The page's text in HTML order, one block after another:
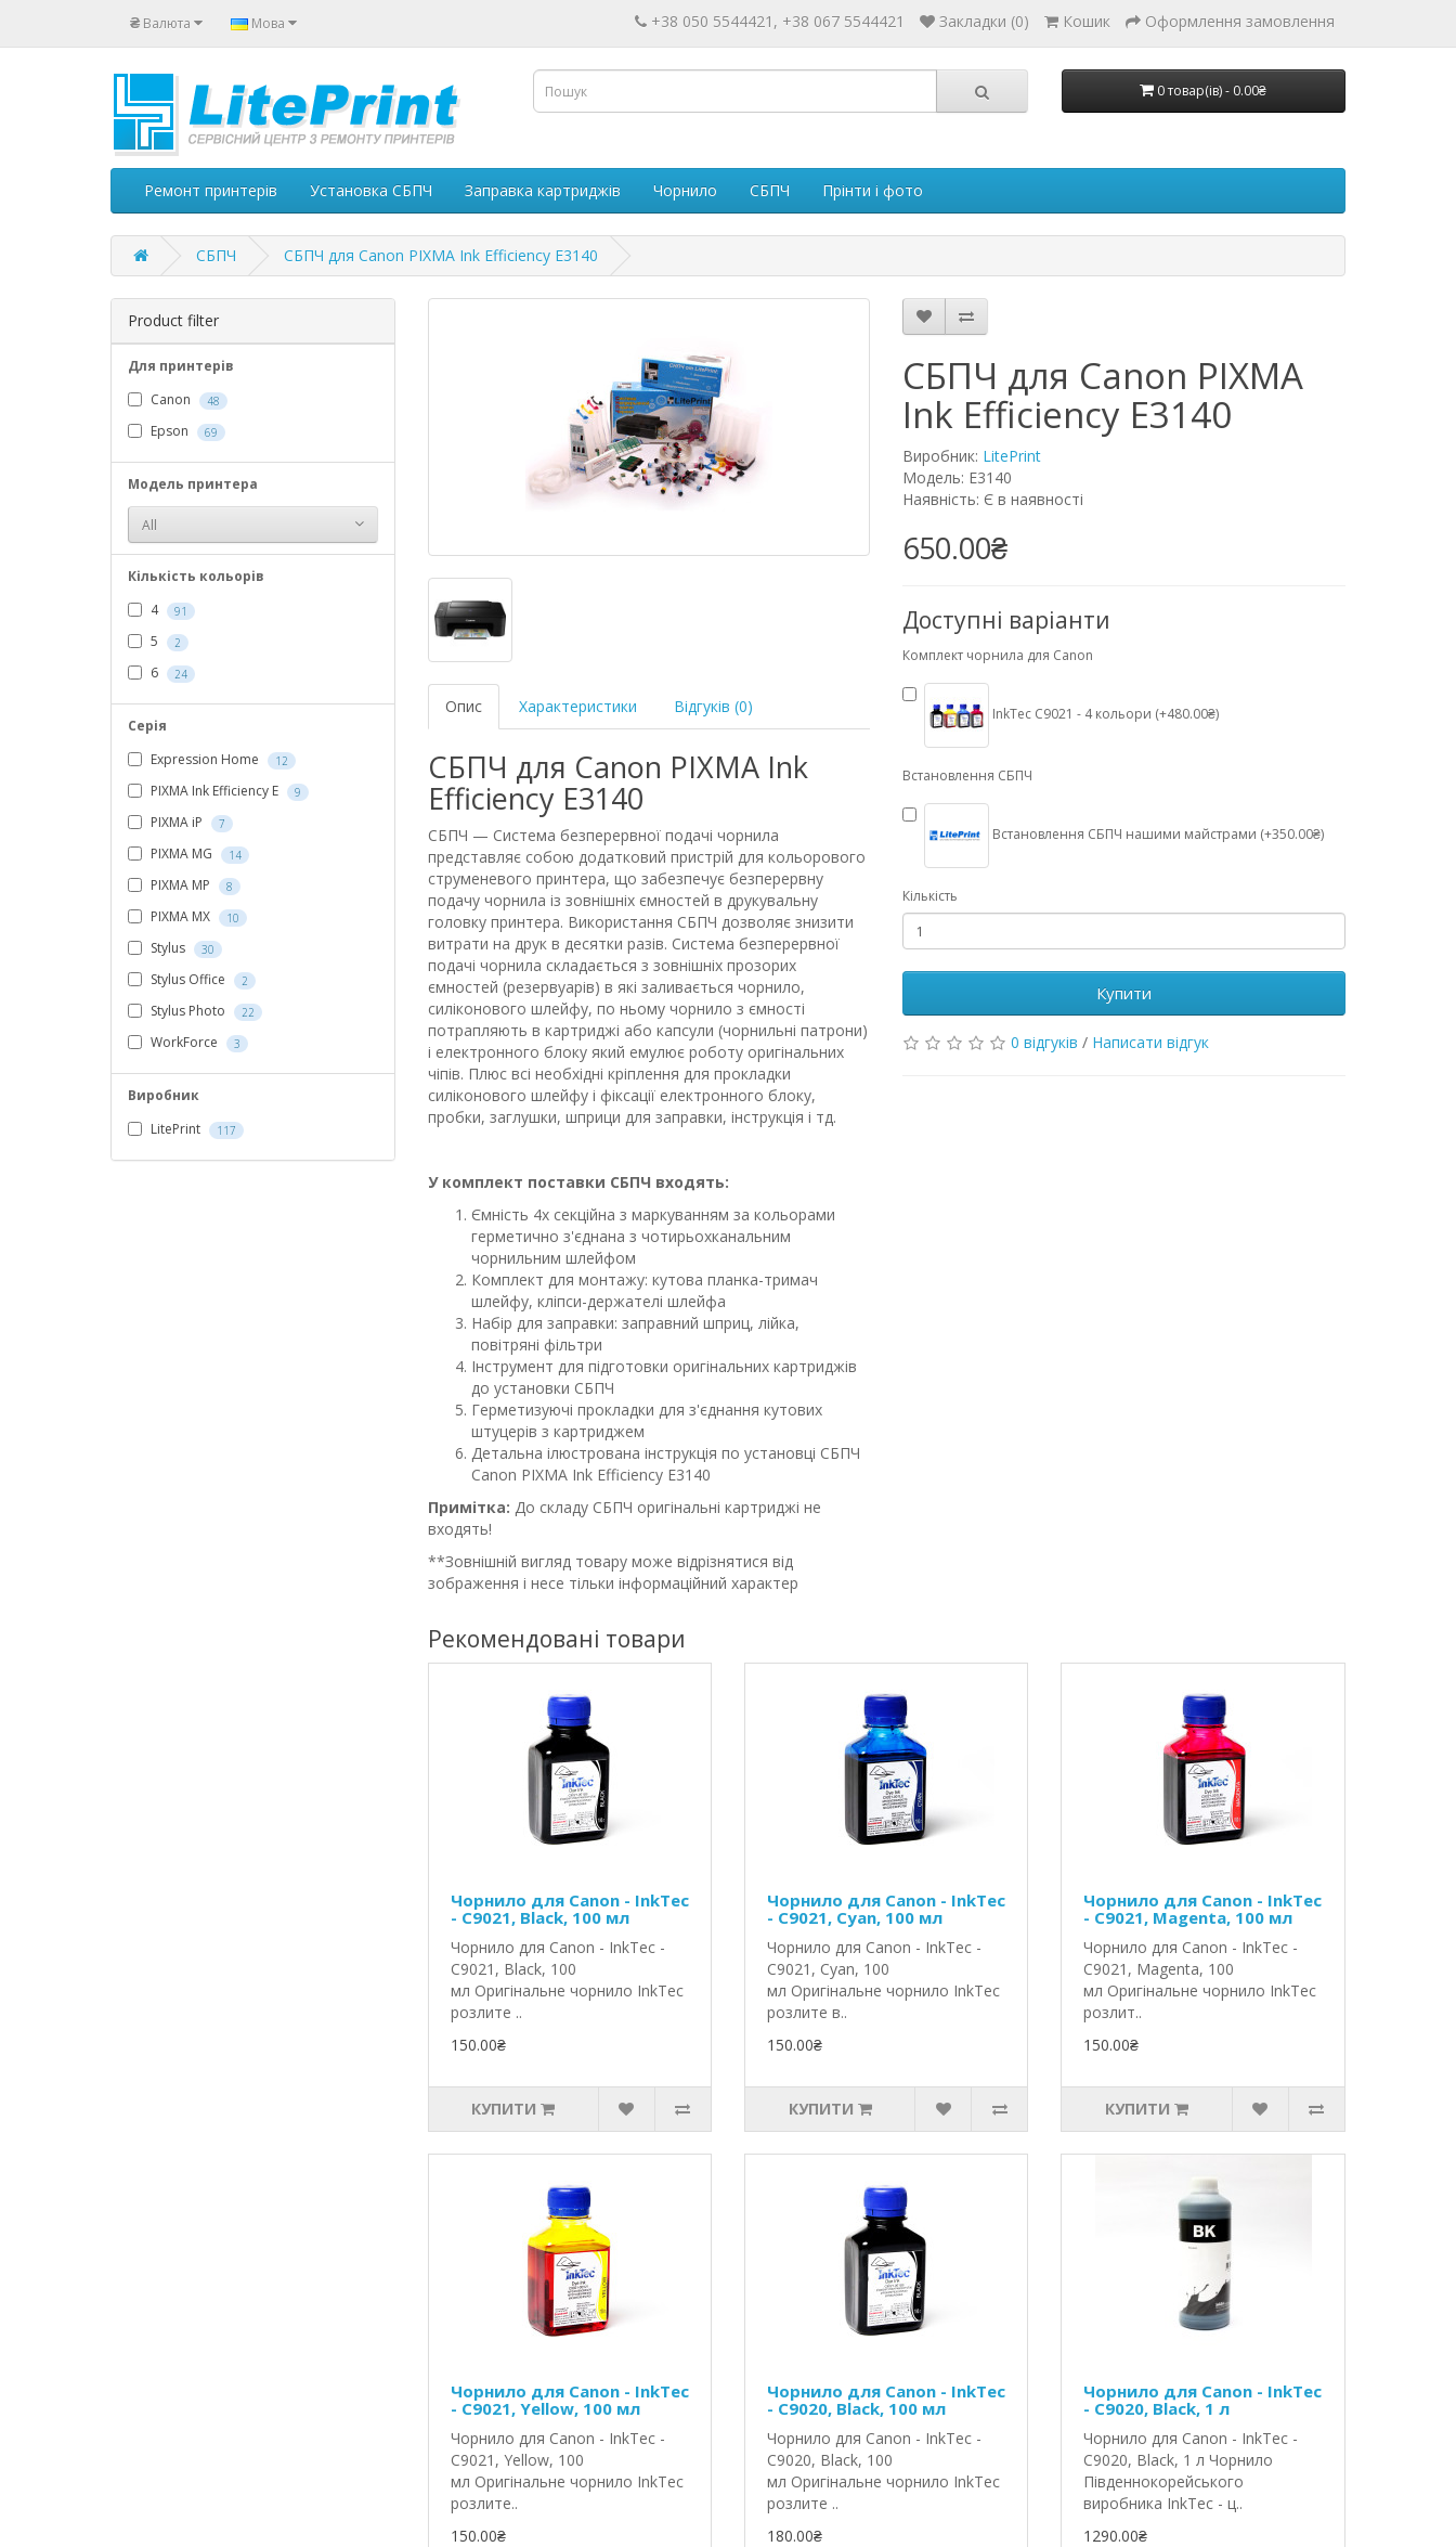
₴ Валюта Мова +38 050 5544421, +38 067 5544421 Закладки (0) Кошик Оформлення замовлення
0 товар(ів) - 0.00₴
Ремонт принтерів Установка СБПЧ Заправка картриджів Чорнило СБПЧ Прінти і фото
СБПЧ СБПЧ для Canon PIXMA Ink Efficiency E3140
Product filter
Для принтерів
Canon
48
Epson 69
Модель принтера
All
Кількість кольорів
4
91
5 2
6 24
Серія
Expression Home
12
PIXMA Ink Efficiency E 9
PIXMA iP 7
PIXMA MG 14
PIXMA MP 8
PIXMA MX 10
Stylus 30
Stylus Office 2
Stylus Photo 22
WorkForce 3
Виробник
LitePrint
117
Опис Характеристики Відгуків (0)
СБПЧ для Canon PIXMA Ink
Efficiency E3140
СБПЧ — Система безперервної подачі чорнила
представляє собою додатковий пристрій для кольорового
струменевого принтера, що забезпечує безперервну
подачу чорнила із зовнішніх ємностей в друкувальну
головку принтера. Використання СБПЧ дозволяє знизити
витрати на друк в десятки разів. Система безперервної
подачі чорнила складається з зовнішніх прозорих
ємностей (резервуарів) в які заливається чорнило,
силіконового шлейфу, по ньому чорнило з ємності
потрапляють в картриджі або капсули (чорнильні патрони)
і електронного блоку який емулює роботу оригінальних
чіпів. Плюс всі необхідні кріплення для прокладки
силіконового шлейфу і фіксації електронного блоку,
пробки, заглушки, шприци для заправки, інструкція і тд.
У комплект поставки СБПЧ входять:
Ємність 4х секційна з маркуванням за кольорами
герметично з'єднана з чотирьохканальним
чорнильним шлейфом
Комплект для монтажу: кутова планка-тримач
шлейфу, кліпси-держателі шлейфа
Набір для заправки: заправний шприц, лійка,
повітряні фільтри
Інструмент для підготовки оригінальних картриджів
до установки СБПЧ
Герметизуючі прокладки для з'єднання кутових
штуцерів з картриджем
Детальна ілюстрована інструкція по установці СБПЧ
Canon PIXMA Ink Efficiency E3140
Примітка: До складу СБПЧ оригінальні картриджі не
входять!
**Зовнішній вигляд товару може відрізнятися від
зображення і несе тільки інформаційний характер
СБПЧ для Canon PIXMA
Ink Efficiency E3140
Виробник: LitePrint
Модель: E3140
Наявність: Є в наявності
650.00₴
Доступні варіанти
Комплект чорнила для Canon
InkTec C9021 - 4 кольори (+480.00₴)
Встановлення СБПЧ
Встановлення СБПЧ нашими майстрами (+350.00₴)
Кількість
Купити
0 відгуків / Написати відгук
Рекомендовані товари
Чорнило для Canon - InkTec
- C9021, Black, 100 мл
Чорнило для Canon - InkTec -
C9021, Black, 100
мл Оригінальне чорнило InkTec
розлите ..
150.00₴
КУПИТИ
Чорнило для Canon - InkTec
- C9021, Cyan, 100 мл
Чорнило для Canon - InkTec -
C9021, Cyan, 100
мл Оригінальне чорнило InkTec
розлите в..
150.00₴
КУПИТИ
Чорнило для Canon - InkTec
- C9021, Magenta, 100 мл
Чорнило для Canon - InkTec -
C9021, Magenta, 100
мл Оригінальне чорнило InkTec
розлит..
150.00₴
КУПИТИ
Чорнило для Canon - InkTec
- C9021, Yellow, 100 мл
Чорнило для Canon - InkTec -
C9021, Yellow, 100
мл Оригінальне чорнило InkTec
розлите..
150.00₴
Чорнило для Canon - InkTec
- C9020, Black, 100 мл
Чорнило для Canon - InkTec -
C9020, Black, 100
мл Оригінальне чорнило InkTec
розлите ..
180.00₴
Чорнило для Canon - InkTec
- C9020, Black, 1 л
Чорнило для Canon - InkTec -
C9020, Black, 1 л Чорнило
Південнокорейського
виробника InkTec - ц..
1290.00₴